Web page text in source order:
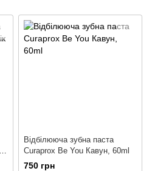
Відбілююча зубна паста
Curaprox Be You Кавун, 60ml
750 грн